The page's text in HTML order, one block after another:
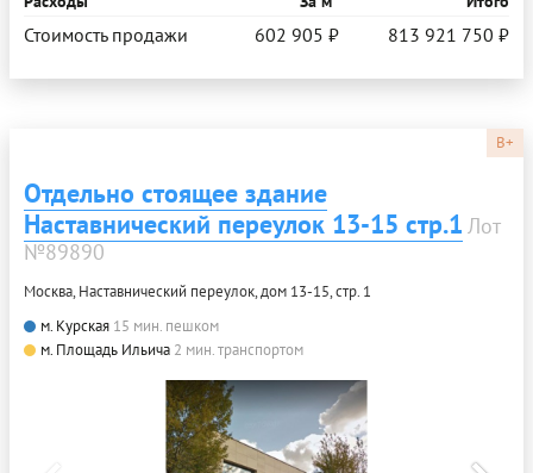
Стоимость продажи 602 905 ₽ 813 921 750 ₽
B+
Отдельно стоящее здание
Наставнический переулок 13-15 стр.1 Лот
№89890
Москва, Наставнический переулок, дом 13-15, стр. 1
м. Курская 15 мин. пешком
м. Площадь Ильича 2 мин. транспортом